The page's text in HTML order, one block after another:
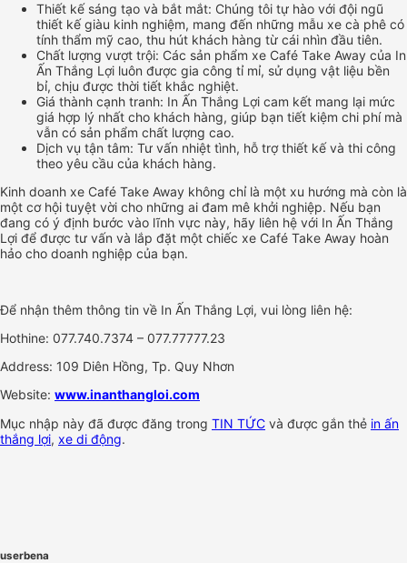
Thiết kế sáng tạo và bắt mắt: Chúng tôi tự hào với đội ngũ
thiết kế giàu kinh nghiệm, mang đến những mẫu xe cà phê có
tính thẩm mỹ cao, thu hút khách hàng từ cái nhìn đầu tiên.
Chất lượng vượt trội: Các sản phẩm xe Café Take Away của In
Ấn Thắng Lợi luôn được gia công tỉ mỉ, sử dụng vật liệu bền
bỉ, chịu được thời tiết khắc nghiệt.
Giá thành cạnh tranh: In Ấn Thắng Lợi cam kết mang lại mức
giá hợp lý nhất cho khách hàng, giúp bạn tiết kiệm chi phí mà
vẫn có sản phẩm chất lượng cao.
Dịch vụ tận tâm: Tư vấn nhiệt tình, hỗ trợ thiết kế và thi công
theo yêu cầu của khách hàng.
Kinh doanh xe Café Take Away không chỉ là một xu hướng mà còn là
một cơ hội tuyệt vời cho những ai đam mê khởi nghiệp. Nếu bạn
đang có ý định bước vào lĩnh vực này, hãy liên hệ với In Ấn Thắng
Lợi để được tư vấn và lắp đặt một chiếc xe Café Take Away hoàn
hảo cho doanh nghiệp của bạn.
Để nhận thêm thông tin về In Ấn Thắng Lợi, vui lòng liên hệ:
Hothine: 077.740.7374 – 077.77777.23
Address: 109 Diên Hồng, Tp. Quy Nhơn
Website: www.inanthangloi.com
Mục nhập này đã được đăng trong TIN TỨC và được gắn thẻ in ấn
thắng lợi, xe di động.
userbena